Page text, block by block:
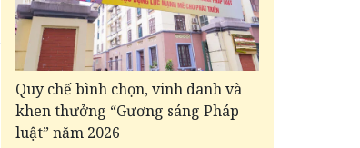
Quy chế bình chọn, vinh danh và
khen thưởng “Gương sáng Pháp
luật” năm 2026